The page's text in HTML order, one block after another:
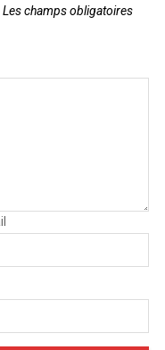
Les champs obligatoires